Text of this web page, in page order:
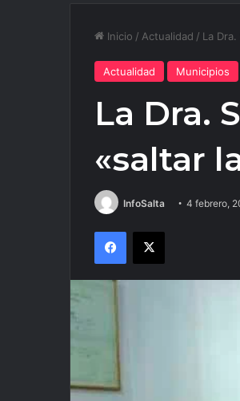
Inicio / Actualidad / La
Actualidad Municipios
La Dra.
«saltar
InfoSalta 4 febrero,
Facebook
X